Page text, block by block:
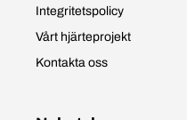
Integritetspolicy
Vårt hjärteprojekt
Kontakta oss